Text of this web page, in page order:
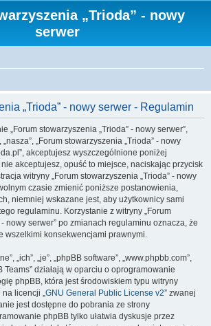
„Trioda” - nowy
serwer
„Trioda” - nowy serwer - Regulamin
„Forum stowarzyszenia „Trioda” - nowy serwer”,
„nasza”, „Forum stowarzyszenia „Trioda” - nowy
akceptujesz wyszczególnione poniżej
akceptujesz, opuść to miejsce, naciskając przycisk
witryny „Forum stowarzyszenia „Trioda” - nowy
czasie zmienić poniższe postanowienia,
niemniej wskazane jest, aby użytkownicy sami
regulaminu. Korzystanie z witryny „Forum
nowy serwer” po zmianach regulaminu oznacza, że
wszelkimi konsekwencjami prawnymi.
„ich”, „je”, „phpBB software”, „www.phpbb.com”,
Teams” działają w oparciu o oprogramowanie
phpBB, która jest środowiskiem typu witryny
licencji „GNU General Public License v2” zwanej
jest dostępne do pobrania ze strony
phpBB tylko ułatwia dyskusje przez